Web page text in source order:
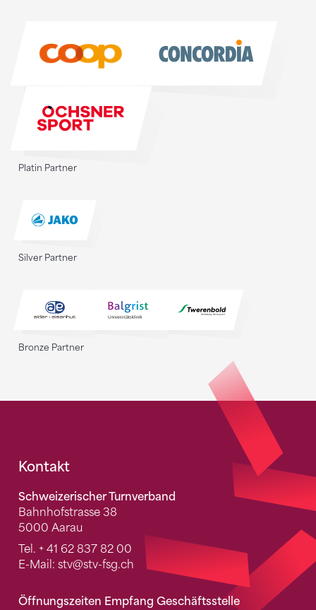
Platin Partner
Silver Partner
Bronze Partner
Fusszeile
Kontakt
Schweizerischer Turnverband
Bahnhofstrasse 38
5000 Aarau
Tel. + 41 62 837 82 00
E-Mail: stv@stv-fsg.ch
Öffnungszeiten Empfang Geschäftsstelle